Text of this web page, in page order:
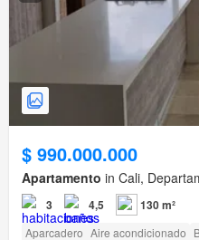
$ 990.000.000
Apartamento in Cali,
3 4,5 130 m²
Aparcadero Aire acondicionado